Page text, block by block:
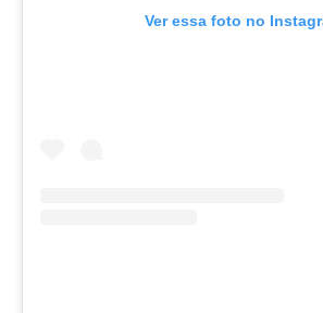
Ver essa foto no